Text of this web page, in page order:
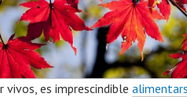
vivos, es imprescindible